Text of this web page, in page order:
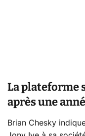
La plateforme
après une
Brian Chesky